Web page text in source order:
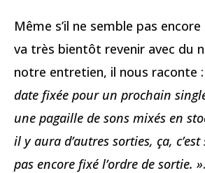
Même s’il ne semble pas encore
va très bientôt revenir avec du
notre entretien, il nous raconte :
date fixée pour un prochain
une pagaille de sons mixés en
il y aura d’autres sorties, ça,
pas encore fixé l’ordre de sortie. »